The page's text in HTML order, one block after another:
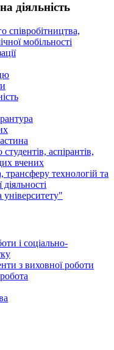
діяльність
співробітництва,
мобільності
аспірантів,
вчених
трансферу технологій та
і соціально-
з виховної роботи